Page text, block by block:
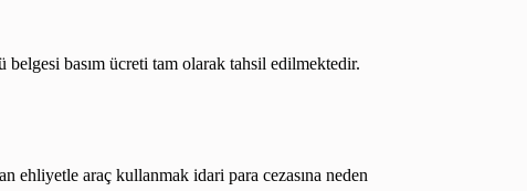
basım ücreti tam olarak tahsil edilmektedir.
araç kullanmak idari para cezasına neden